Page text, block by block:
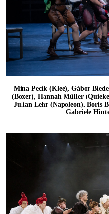
Mina Pecik (Klee), Gábor
(Boxer), Hannah Müller
Julian Lehr (Napoleon), Boris
Gabriele